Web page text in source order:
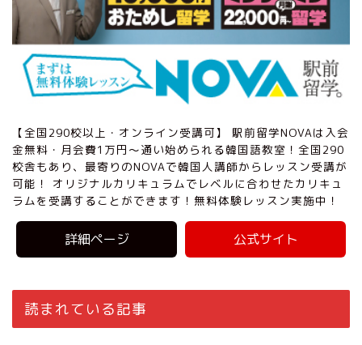
【全国290校以上・オンライン受講可】 駅前留学NOVAは入会
金無料・月会費1万円〜通い始められる韓国語教室！全国290
校舎もあり、最寄りのNOVAで韓国人講師からレッスン受講が
可能！ オリジナルカリキュラムでレベルに合わせたカリキュ
ラムを受講することができます！無料体験レッスン実施中！
詳細ページ 公式サイト
読まれている記事